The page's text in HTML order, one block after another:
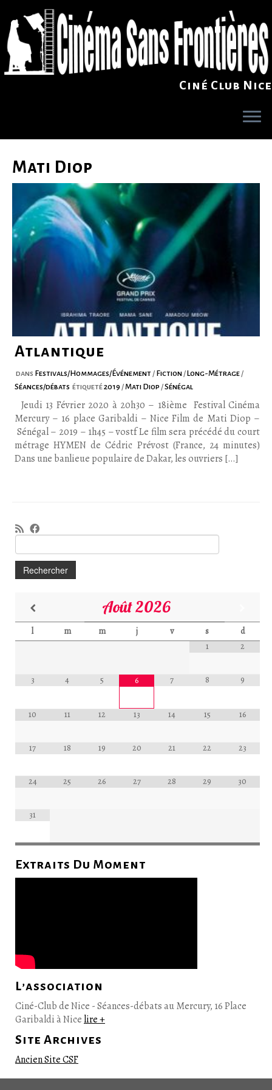
content
Ciné Club Nice
Mati Diop
Atlantique
dans Festivals/Hommages/Événement/ Fiction/ Long-Métrage/
Séances/débats étiqueté2019/Mati Diop/Sénégal
Jeudi 13 Février 2020 à 20h30 – 18ième Festival Cinéma
Mercury – 16 place Garibaldi – Nice Film de Mati Diop –
Sénégal – 2019 – 1h45 – vostf Le film sera précédé du court
métrage HYMEN de Cédric Prévost (France, 24 minutes)
Dans une banlieue populaire de Dakar, les ouvriers […]
Août2026
l m m j v s
d
1
2
3 4 5 6 7 8 9
10 11 12 13 14 15 16
17 18 19 20 21 22 23
24 25 26 27 28 29 30
31
Extraits Du Moment
L’association
Ciné-Club de Nice - Séances-débats au Mercury, 16 Place
Garibaldi à Nice lire +
Site Archives
Ancien Site CSF